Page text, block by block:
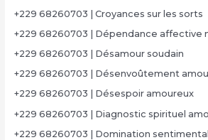
+229 68260703 | Croyances sur les sorts
+229 68260703 | Dépendance affective
+229 68260703 | Désamour soudain
+229 68260703 | Désenvoûtement
+229 68260703 | Désespoir amoureux
+229 68260703 | Diagnostic spirituel
+229 68260703 | Domination